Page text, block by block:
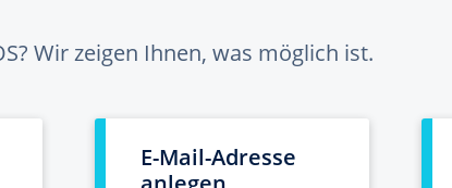
Wir zeigen Ihnen, was möglich ist.
E-Mail-Adresse